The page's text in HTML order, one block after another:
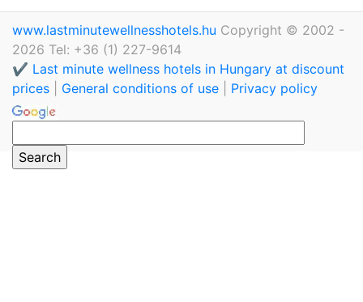
www.lastminutewellnesshotels.hu Copyright © 2002 -
2026 Tel: +36 (1) 227-9614
✔️ Last minute wellness hotels in Hungary at discount
prices
General conditions of use Privacy policy